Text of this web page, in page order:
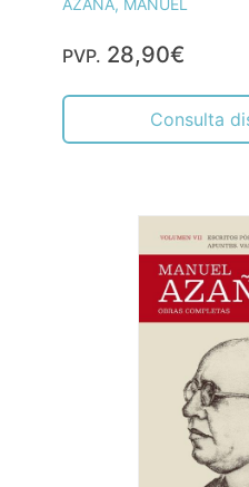
PVP. 28,90€
Consulta